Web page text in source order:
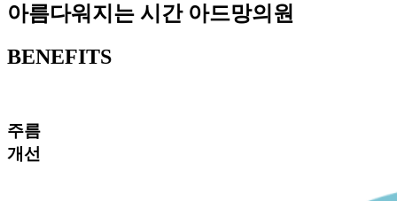
아름다워지는 시간 아드망의원
BENEFITS
주름
개선